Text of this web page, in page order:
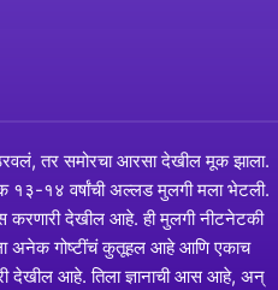
तर समोरचा आरसा देखील मूक झाला.
१३-१४ वर्षांची अल्लड मुलगी मला भेटली.
देखील आहे. ही मुलगी नीटनेटकी
अनेक गोष्टींचं कुतूहल आहे आणि एकाच
देखील आहे. तिला ज्ञानाची आस आहे, अन्